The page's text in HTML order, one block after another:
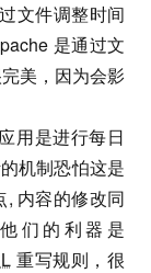
文件调整时间
是通过文
美，因为会影
用是进行每日
机制恐怕这是
内容的修改同
们的利器是
重写规则，很